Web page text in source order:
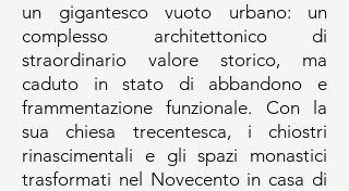
un gigantesco vuoto urbano: un
complesso architettonico di
straordinario valore storico, ma
caduto in stato di abbandono e
frammentazione funzionale. Con la
sua chiesa trecentesca, i chiostri
rinascimentali e gli spazi monastici
trasformati nel Novecento in casa di